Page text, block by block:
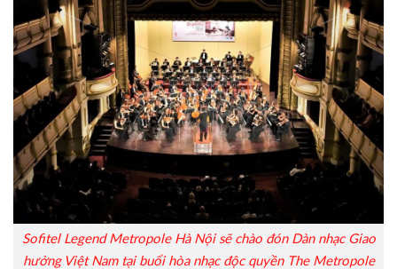
Sofitel Legend Metropole Hà Nội sẽ chào đón Dàn nhạc Giao
hưởng Việt Nam tại buổi hòa nhạc độc quyền The Metropole